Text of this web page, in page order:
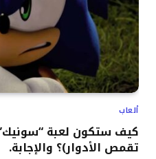
ألعاب
كيف ستكون لعبة
تقمص الأدوار)؟ والإجابة.